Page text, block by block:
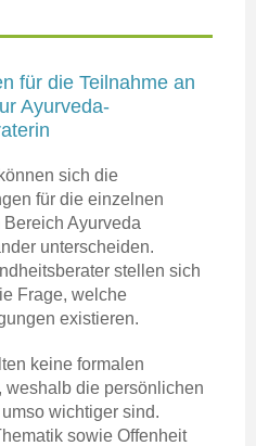
für die Teilnahme an
Ayurveda-
sich die
für die einzelnen
Ayurveda
unterscheiden.
stellen sich
Frage, welche
existieren.
keine formalen
, weshalb die persönlichen
wichtiger sind.
sowie Offenheit